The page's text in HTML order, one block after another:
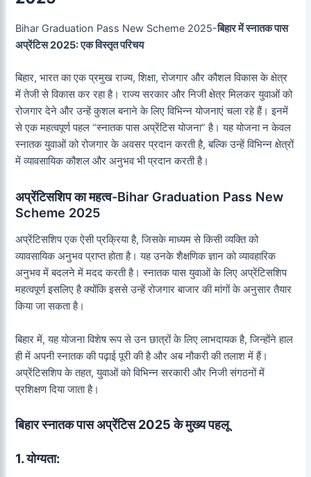
Bihar Graduation Pass New Scheme 2025-बिहार में स्नातक पास
अप्रेंटिस 2025: एक विस्तृत परिचय
बिहार, भारत का एक प्रमुख राज्य, शिक्षा, रोजगार और कौशल विकास के क्षेत्र
में तेजी से विकास कर रहा है। राज्य सरकार और निजी क्षेत्र मिलकर युवाओं को
रोजगार देने और उन्हें कुशल बनाने के लिए विभिन्न योजनाएं चला रहे हैं। इनमें
से एक महत्वपूर्ण पहल “स्नातक पास अप्रेंटिस योजना” है। यह योजना न केवल
स्नातक युवाओं को रोजगार के अवसर प्रदान करती है, बल्कि उन्हें विभिन्न क्षेत्रों
में व्यावसायिक कौशल और अनुभव भी प्रदान करती है।
अप्रेंटिसशिप का महत्व-Bihar Graduation Pass New
Scheme 2025
अप्रेंटिसशिप एक ऐसी प्रक्रिया है, जिसके माध्यम से किसी व्यक्ति को
व्यावसायिक अनुभव प्राप्त होता है। यह उनके शैक्षणिक ज्ञान को व्यावहारिक
अनुभव में बदलने में मदद करती है। स्नातक पास युवाओं के लिए अप्रेंटिसशिप
महत्वपूर्ण इसलिए है क्योंकि इससे उन्हें रोजगार बाजार की मांगों के अनुसार तैयार
किया जा सकता है।
बिहार में, यह योजना विशेष रूप से उन छात्रों के लिए लाभदायक है, जिन्होंने हाल
ही में अपनी स्नातक की पढ़ाई पूरी की है और अब नौकरी की तलाश में हैं।
अप्रेंटिसशिप के तहत, युवाओं को विभिन्न सरकारी और निजी संगठनों में
प्रशिक्षण दिया जाता है।
बिहार स्नातक पास अप्रेंटिस 2025 के मुख्य पहलू
1. योग्यता: